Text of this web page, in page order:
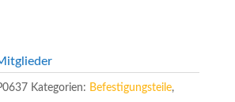
Kategorien: Befestigungsteile,